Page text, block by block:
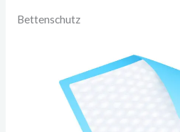
Bettenschutz